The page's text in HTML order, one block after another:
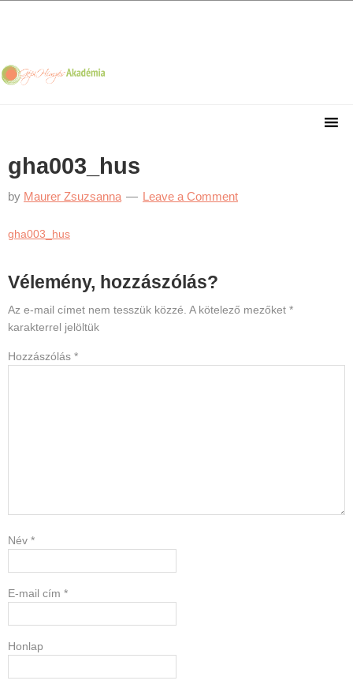
navigation
content
sidebar
gha003_hus
by Maurer Zsuzsanna Leave a Comment
gha003_hus
Reader
Interactions
Vélemény, hozzászólás?
Az e-mail címet nem tesszük közzé. A kötelező mezőket *
karakterrel jelöltük
Hozzászólás *
Név *
E-mail cím *
Honlap